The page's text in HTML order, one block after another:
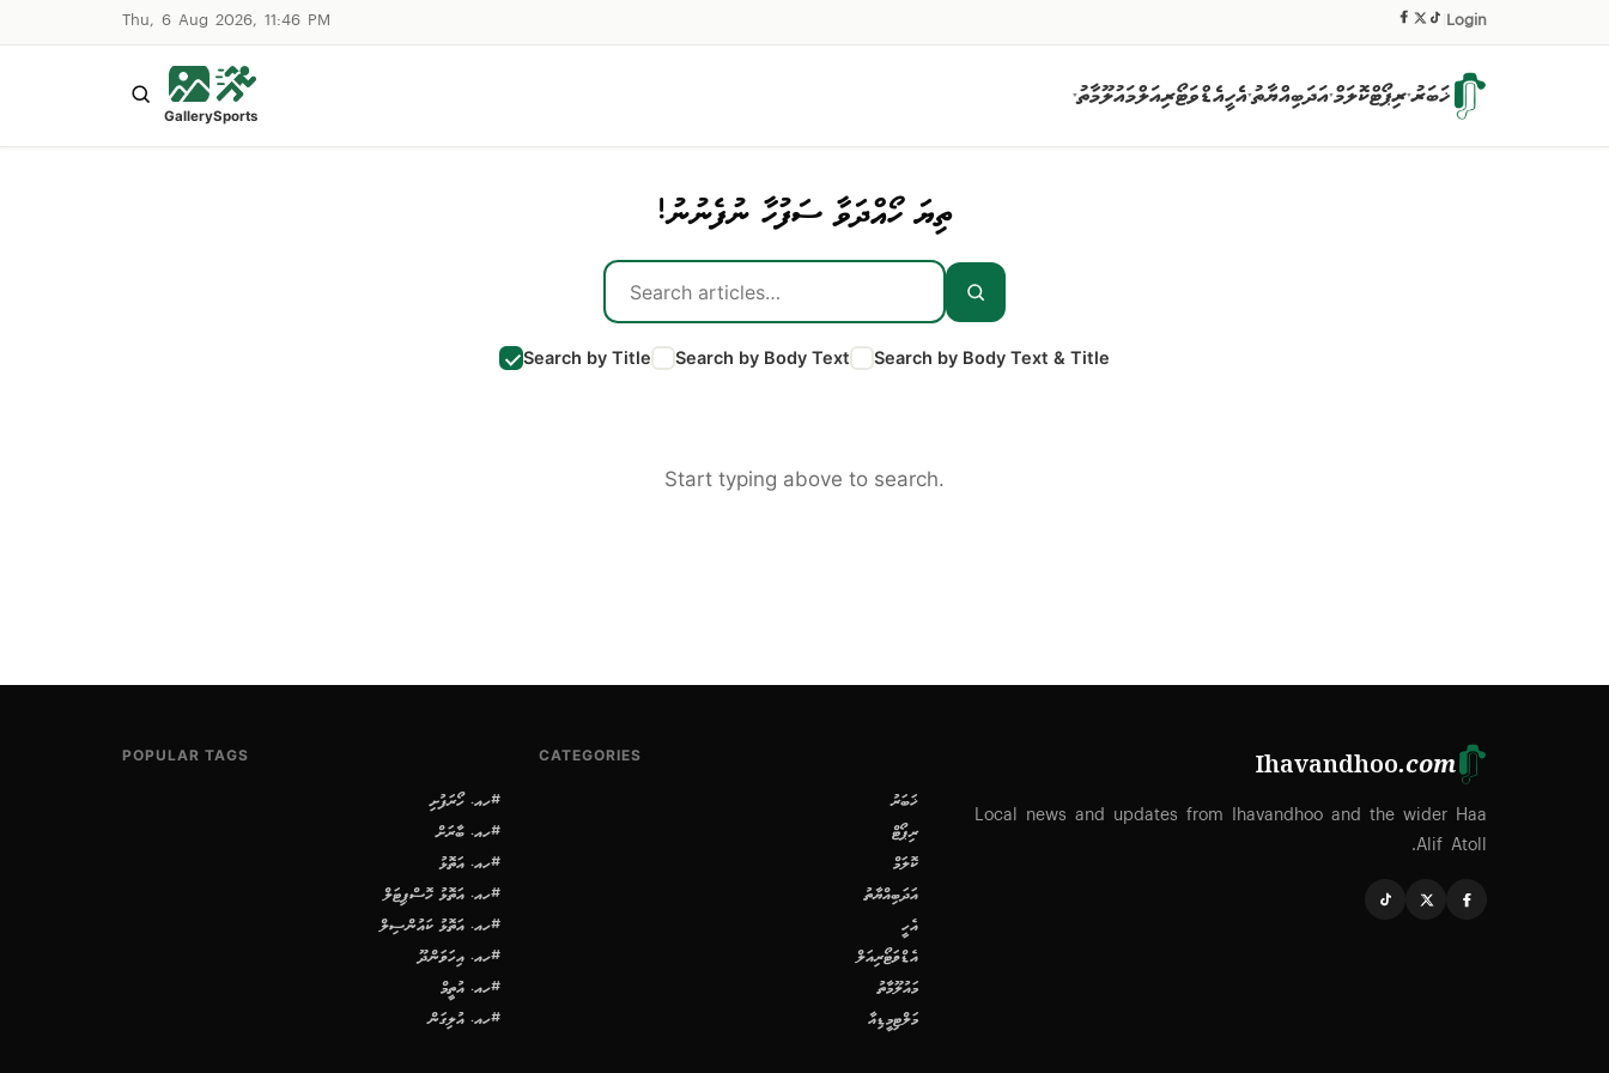
Thu, 6 Aug 2026, 11:46 PM Login
ޚަބަރު▾ރިޕޯޓްކޮލަމް▾އަދަބިއްޔާތު▾އެހީއެޑްވަޓޯރިއަލްމައުލޫމާތު▾
Sports
Gallery
ތިޔަ ހޯއްދަވާ ސަފުހާ ނުފެނުނު!
Search by Title Search by Body Text Search by Body Text & Title
Start typing above to search.
Ihavandhoo.com
Local news and updates from Ihavandhoo and the wider Haa
Alif Atoll.
CATEGORIES
ޚަބަރު
ރިޕޯޓް
ކޮލަމް
އަދަބިއްޔާތު
އެހީ
އެޑްވަޓޯރިއަލް
މައުލޫމާތު
މަލްޓިމީޑިއާ
POPULAR TAGS
#ހއ. ހޯރަފުށި
#ހއ. ބާރަށް
#ހއ. އަތޮޅު
#ހއ. އަތޮޅު ހޮސްޕިޓަލް
#ހއ. އަތޮޅު ކައުންސިލް
#ހއ. އިހަވަންދޫ
#ހއ. އުތީމް
#ހއ. އުލިގަން